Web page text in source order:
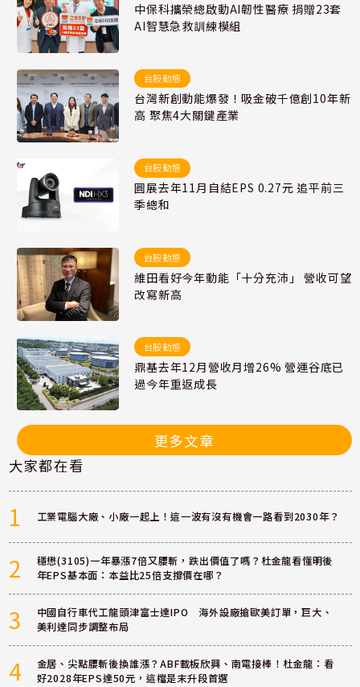
中保科攜榮總啟動AI韌性醫療 捐贈23套
AI智慧急救訓練模組
台股動態
台灣新創動能爆發！吸金破千億創10年新
高 聚焦4大關鍵產業
台股動態
圓展去年11月自結EPS 0.27元 追平前三
季總和
台股動態
維田看好今年動能「十分充沛」 營收可望
改寫新高
台股動態
鼎基去年12月營收月增26% 營運谷底已
過今年重返成長
更多文章
大家都在看
1 工業電腦大廠、小廠一起上！這一波有沒有機會一路看到2030年？
2
穩懋(3105)一年暴漲7倍又腰斬，跌出價值了嗎？杜金龍看懂明後
年EPS基本面：本益比25倍支撐價在哪？
3
中國自行車代工龍頭津富士達IPO 海外設廠搶歐美訂單，巨大、
美利達同步調整布局
4
金居、尖點腰斬後換誰漲？ABF載板欣興、南電接棒！杜金龍：看
好2028年EPS達50元，這檔是末升段首選